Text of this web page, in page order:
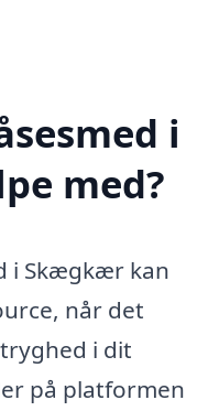
i
med?
i Skægkær kan
når det
i dit
på platformen